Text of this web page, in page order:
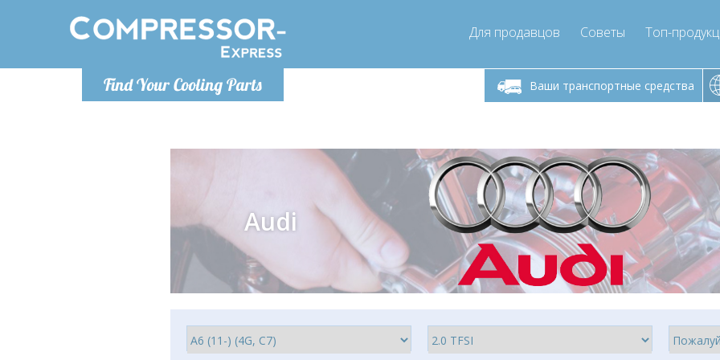
Find Your Cooling Parts
Для продавцов Советы Топ-
Ваши транспортные средства
Понедельник-пятница 9:00Понедельник-пятница 9:00
- 17
info@compressor-express.ru
Audi